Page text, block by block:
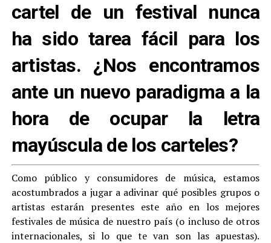
cartel de un festival nunca
ha sido tarea fácil para los
artistas. ¿Nos encontramos
ante un nuevo paradigma a la
hora de ocupar la letra
mayúscula de los carteles?
Como público y consumidores de música, estamos
acostumbrados a jugar a adivinar qué posibles grupos o
artistas estarán presentes este año en los mejores
festivales de música de nuestro país (o incluso de otros
internacionales, si lo que te van son las apuestas).